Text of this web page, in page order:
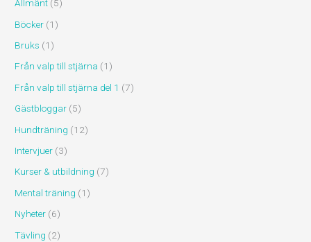
Allmänt (5)
Böcker (1)
Bruks (1)
Från valp till stjärna (1)
Från valp till stjärna del 1 (7)
Gästbloggar (5)
Hundträning (12)
Intervjuer (3)
Kurser & utbildning (7)
Mental träning (1)
Nyheter (6)
Tävling (2)